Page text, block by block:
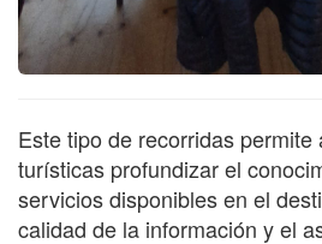
Este tipo de recorridas
turísticas profundizar el
servicios disponibles en el
calidad de la información y el